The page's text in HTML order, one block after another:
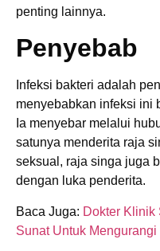
penting lainnya.
Penyebab
Infeksi bakteri adalah
menyebabkan infeksi ini
Ia menyebar melalui
satunya menderita raja
seksual, raja singa juga
dengan luka penderita.
Baca Juga: Dokter Klinik
Sunat Untuk